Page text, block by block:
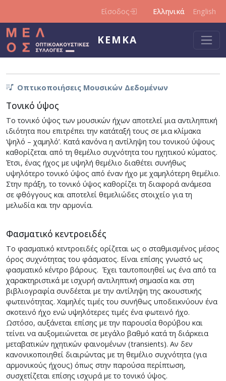
Είσοδος Ελληνικά English
ΚΕΜΚΑ
Οπτικοποιήσεις Μουσικών Δεδομένων
Τονικό ύψος
Το τονικό ύψος των μουσικών ήχων αποτελεί μια αντιληπτική
ιδιότητα που επιτρέπει την κατάταξή τους σε μια κλίμακα
‘ψηλό – χαμηλό’. Κατά κανόνα η αντίληψη του τονικού ύψους
καθορίζεται από τη θεμέλιο συχνότητα του ηχητικού κύματος.
Έτσι, ένας ήχος με υψηλή θεμέλιο διαθέτει συνήθως
υψηλότερο τονικό ύψος από έναν ήχο με χαμηλότερη θεμέλιο.
Στην πράξη, το τονικό ύψος καθορίζει τη διαφορά ανάμεσα
σε φθόγγους και αποτελεί θεμελιώδες στοιχείο για τη
μελωδία και την αρμονία.
Φασματικό κεντροειδές
Το φασματικό κεντροειδές ορίζεται ως ο σταθμισμένος μέσος
όρος συχνότητας του φάσματος. Είναι επίσης γνωστό ως
φασματικό κέντρο βάρους. Έχει ταυτοποιηθεί ως ένα από τα
χαρακτηριστικά με ισχυρή αντιληπτική σημασία και στη
βιβλιογραφία συνδέεται με την αντίληψη της ακουστικής
φωτεινότητας. Χαμηλές τιμές του συνήθως υποδεικνύουν ένα
σκοτεινό ήχο ενώ υψηλότερες τιμές ένα φωτεινό ήχο.
Ωστόσο, αυξάνεται επίσης με την παρουσία θορύβου και
τείνει να αυξομειώνεται σε μεγάλο βαθμό κατά τη διάρκεια
μεταβατικών ηχητικών φαινομένων (transients). Αν δεν
κανονικοποιηθεί διαιρώντας με τη θεμέλιο συχνότητα (για
αρμονικούς ήχους) όπως στην παρούσα περίπτωση,
συσχετίζεται επίσης ισχυρά με το τονικό ύψος.